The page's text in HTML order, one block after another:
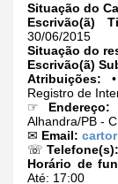
Situação do
Escrivão(ã)
30/06/2015
Situação do
Escrivão(ã)
Atribuições:
Registro de
☞ Endereço:
Alhandra/PB -
✉ Email:
☏ Telefone(s):
Horário de
Até: 17:00